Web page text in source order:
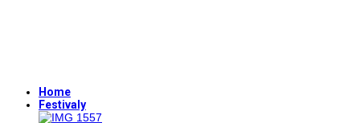
Home
Festivaly